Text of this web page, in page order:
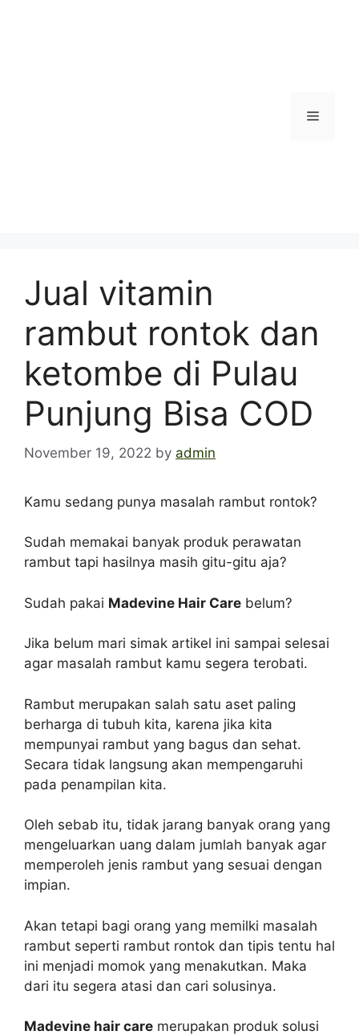
Menu
Jual vitamin
rambut rontok dan
ketombe di Pulau
Punjung Bisa COD
November 19, 2022 by admin
Kamu sedang punya masalah rambut rontok?
Sudah memakai banyak produk perawatan
rambut tapi hasilnya masih gitu-gitu aja?
Sudah pakai Madevine Hair Care belum?
Jika belum mari simak artikel ini sampai selesai
agar masalah rambut kamu segera terobati.
Rambut merupakan salah satu aset paling
berharga di tubuh kita, karena jika kita
mempunyai rambut yang bagus dan sehat.
Secara tidak langsung akan mempengaruhi
pada penampilan kita.
Oleh sebab itu, tidak jarang banyak orang yang
mengeluarkan uang dalam jumlah banyak agar
memperoleh jenis rambut yang sesuai dengan
impian.
Akan tetapi bagi orang yang memilki masalah
rambut seperti rambut rontok dan tipis tentu hal
ini menjadi momok yang menakutkan. Maka
dari itu segera atasi dan cari solusinya.
Madevine hair care merupakan produk solusi